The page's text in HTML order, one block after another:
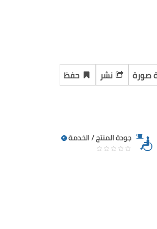
صورة نشر حفظ
جودة المنتج / الخدمة